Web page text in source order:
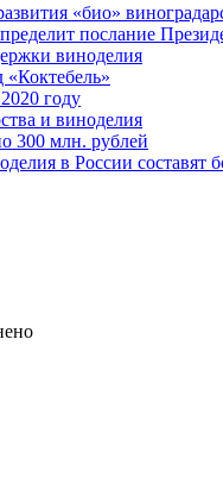
«био»
послание
виноделия
году
и виноделия
300 млн. рублей
в России составят